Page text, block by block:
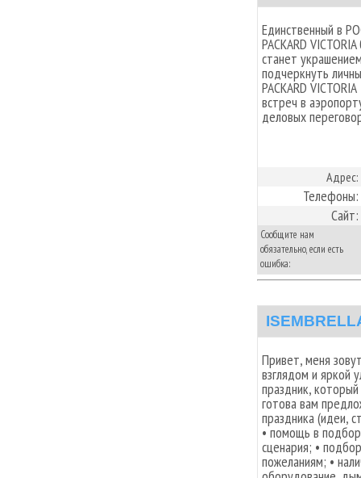
Единственный в
PACKARD
станет
подчеркнуть
PACKARD
встреч в
деловых
Адрес:
Телефоны:
Сайт:
Сообщите нам
обязательно, если есть
ошибка:
Привет, меня
взглядом и яркой
праздник,
готова вам
праздника (идеи,
• помощь в
сценария; •
пожеланиям; •